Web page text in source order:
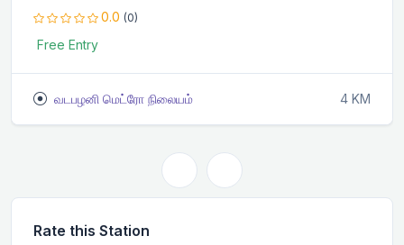
0.0 (0)
Free Entry
வடபழனி மெட்ரோ நிலையம் 4 KM
Rate this Station